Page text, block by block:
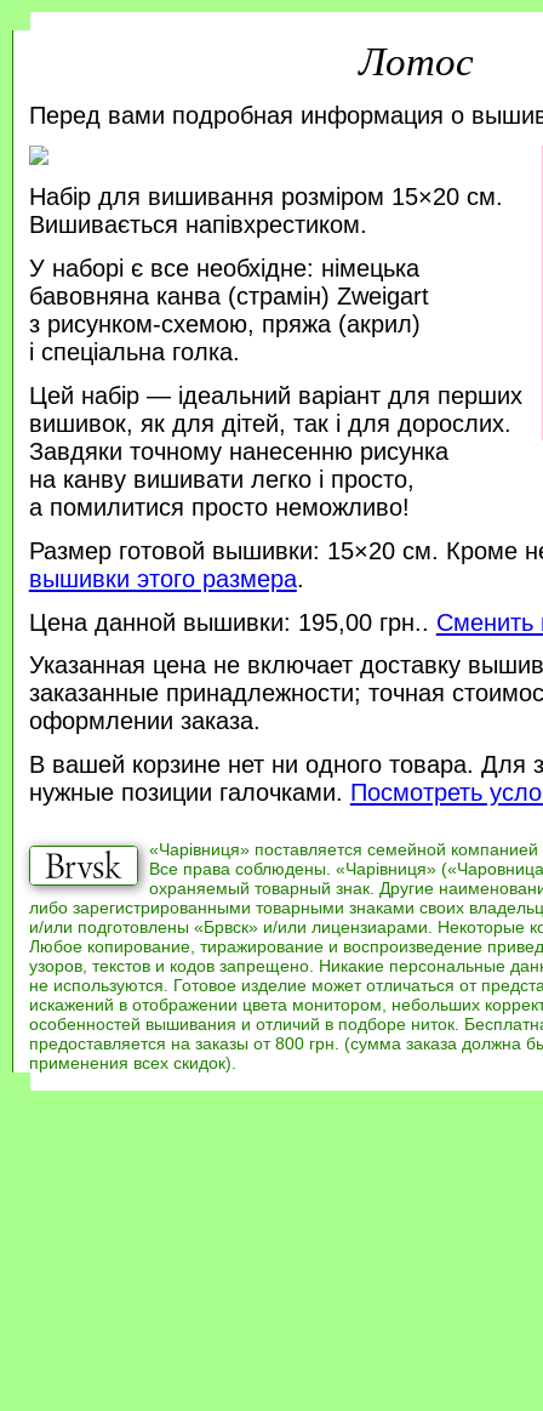
Лотос
Перед вами подробная информация о
Набір для вишивання розміром 15×20 см.
Вишивається напівхрестиком.
У наборі є все необхідне: німецька
бавовняна канва (страмін) Zweigart
з рисунком-схемою, пряжа (акрил)
і спеціальна голка.
Цей набір — ідеальний варіант для перших
вишивок, як для дітей, так і для дорослих.
Завдяки точному нанесенню рисунка
на канву вишивати легко і просто,
а помилитися просто неможливо!
Размер готовой вышивки: 15×20 см. Кроме
вышивки этого размера.
Цена данной вышивки: 195,00 грн.. Сменить
Указанная цена не включает доставку
заказанные принадлежности; точная
оформлении заказа.
В вашей корзине нет ни одного товара. Для
нужные позиции галочками. Посмотреть
«Чарівниця» поставляется семейной компанией
Все права соблюдены. «Чарівниця»
охраняемый товарный знак. Другие
либо зарегистрированными товарными знаками своих
и/или подготовлены «Брвск» и/или лицензиарами. Некоторые
Любое копирование, тиражирование и воспроизведение
узоров, текстов и кодов запрещено. Никакие персональные
не используются. Готовое изделие может отличаться от
искажений в отображении цвета монитором, небольших
особенностей вышивания и отличий в подборе ниток.
предоставляется на заказы от 800 грн. (сумма заказа должна
применения всех скидок).